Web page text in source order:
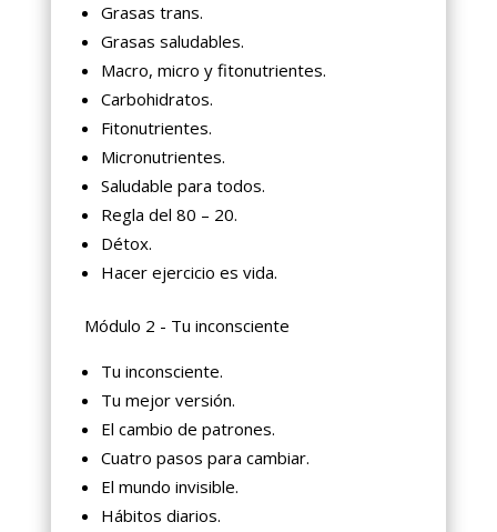
Grasas trans.
Grasas saludables.
Macro, micro y fitonutrientes.
Carbohidratos.
Fitonutrientes.
Micronutrientes.
Saludable para todos.
Regla del 80 – 20.
Détox.
Hacer ejercicio es vida.
Módulo 2 - Tu inconsciente
Tu inconsciente.
Tu mejor versión.
El cambio de patrones.
Cuatro pasos para cambiar.
El mundo invisible.
Hábitos diarios.